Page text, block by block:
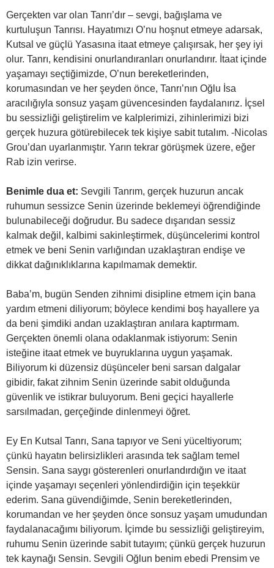
Gerçekten var olan Tanrı’dır – sevgi, bağışlama ve
kurtuluşun Tanrısı. Hayatımızı O’nu hoşnut etmeye adarsak,
Kutsal ve güçlü Yasasına itaat etmeye çalışırsak, her şey iyi
olur. Tanrı, kendisini onurlandıranları onurlandırır. İtaat içinde
yaşamayı seçtiğimizde, O’nun bereketlerinden,
korumasından ve her şeyden önce, Tanrı’nın Oğlu İsa
aracılığıyla sonsuz yaşam güvencesinden faydalanırız. İçsel
bu sessizliği geliştirelim ve kalplerimizi, zihinlerimizi bizi
gerçek huzura götürebilecek tek kişiye sabit tutalım. -Nicolas
Grou’dan uyarlanmıştır. Yarın tekrar görüşmek üzere, eğer
Rab izin verirse.
Benimle dua et: Sevgili Tanrım, gerçek huzurun ancak
ruhumun sessizce Senin üzerinde beklemeyi öğrendiğinde
bulunabileceği doğrudur. Bu sadece dışarıdan sessiz
kalmak değil, kalbimi sakinleştirmek, düşüncelerimi kontrol
etmek ve beni Senin varlığından uzaklaştıran endişe ve
dikkat dağınıklıklarına kapılmamak demektir.
Baba’m, bugün Senden zihnimi disipline etmem için bana
yardım etmeni diliyorum; böylece kendimi boş hayallere ya
da beni şimdiki andan uzaklaştıran anılara kaptırmam.
Gerçekten önemli olana odaklanmak istiyorum: Senin
isteğine itaat etmek ve buyruklarına uygun yaşamak.
Biliyorum ki düzensiz düşünceler beni sarsan dalgalar
gibidir, fakat zihnim Senin üzerinde sabit olduğunda
güvenlik ve istikrar buluyorum. Beni geçici hayallerle
sarsılmadan, gerçeğinde dinlenmeyi öğret.
Ey En Kutsal Tanrı, Sana tapıyor ve Seni yüceltiyorum;
çünkü hayatın belirsizlikleri arasında tek sağlam temel
Sensin. Sana saygı gösterenleri onurlandırdığın ve itaat
içinde yaşamayı seçenleri yönlendirdiğin için teşekkür
ederim. Sana güvendiğimde, Senin bereketlerinden,
korumandan ve her şeyden önce sonsuz yaşam umudundan
faydalanacağımı biliyorum. İçimde bu sessizliği geliştireyim,
ruhumu Senin üzerinde sabit tutayım; çünkü gerçek huzurun
tek kaynağı Sensin. Sevgili Oğlun benim ebedi Prensim ve